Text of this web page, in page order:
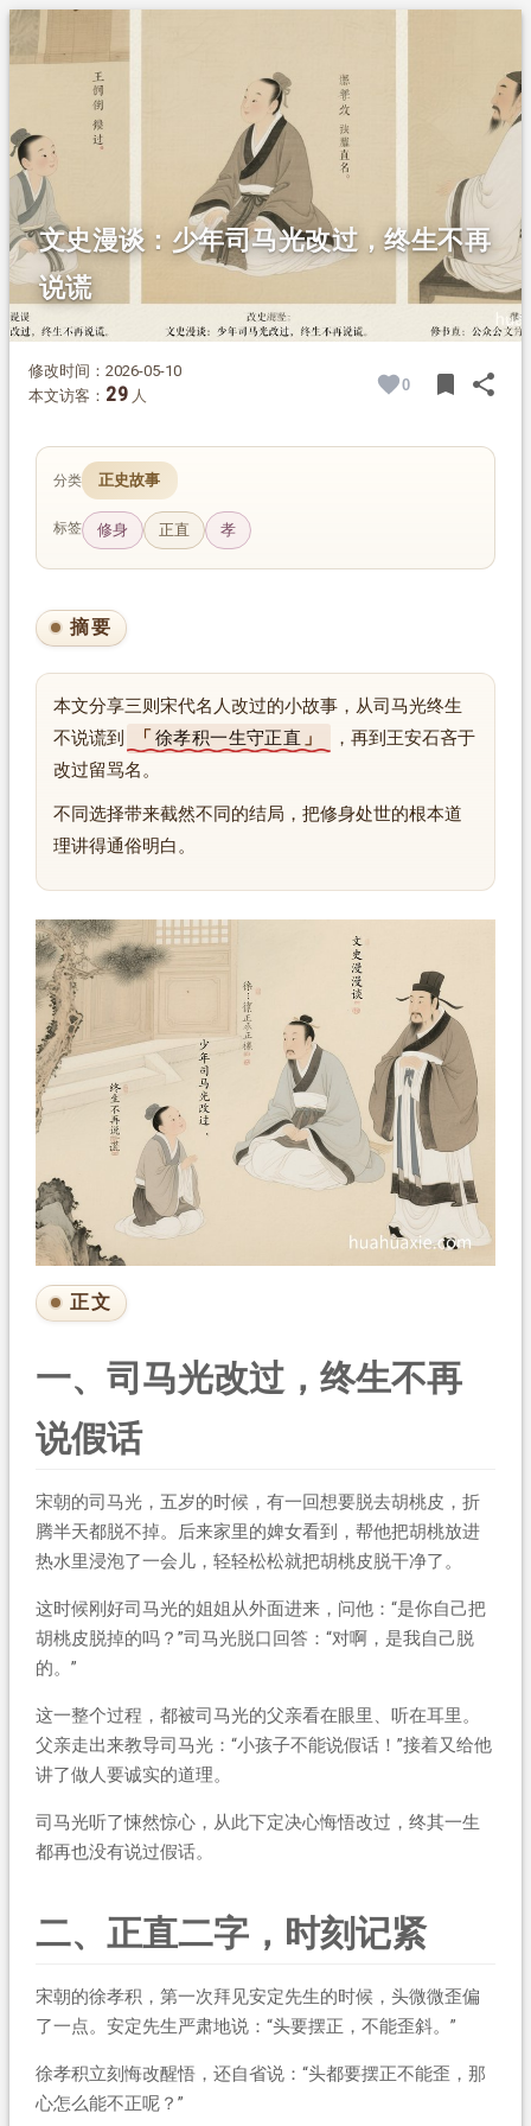
2.
正文
一、司马光改过，终生不再说假话
二、正直二字，时刻记紧
三、吝于改过的王安石
文史漫谈：少年司马光改过，终生不再
说谎
修改时间：2026-05-10
本文访客： 29 人
0 bookmark share
分类 正史故事
标签 修身 正直 孝
摘要
本文分享三则宋代名人改过的小故事，从司马光终生
不说谎到
徐孝积一生守正直
，再到王安石吝于
改过留骂名。
不同选择带来截然不同的结局，把修身处世的根本道
理讲得通俗明白。
正文
一、司马光改过，终生不再
说假话
宋朝的司马光，五岁的时候，有一回想要脱去胡桃皮，折
腾半天都脱不掉。后来家里的婢女看到，帮他把胡桃放进
热水里浸泡了一会儿，轻轻松松就把胡桃皮脱干净了。
这时候刚好司马光的姐姐从外面进来，问他：“是你自己把
胡桃皮脱掉的吗？”司马光脱口回答：“对啊，是我自己脱
的。”
这一整个过程，都被司马光的父亲看在眼里、听在耳里。
父亲走出来教导司马光：“小孩子不能说假话！”接着又给他
讲了做人要诚实的道理。
司马光听了悚然惊心，从此下定决心悔悟改过，终其一生
都再也没有说过假话。
二、正直二字，时刻记紧
宋朝的徐孝积，第一次拜见安定先生的时候，头微微歪偏
了一点。安定先生严肃地说：“头要摆正，不能歪斜。”
徐孝积立刻悔改醒悟，还自省说：“头都要摆正不能歪，那
心怎么能不正呢？”